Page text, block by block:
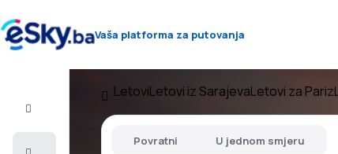
Vaša platforma za putovanja
LetoviLetovi iz SarajevaLetovi za Pariz
Povratni U jednom smjeru